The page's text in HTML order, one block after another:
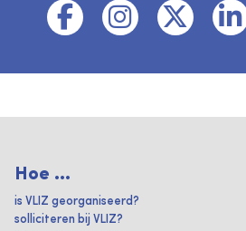
Hoe ...
is VLIZ georganiseerd?
solliciteren bij VLIZ?